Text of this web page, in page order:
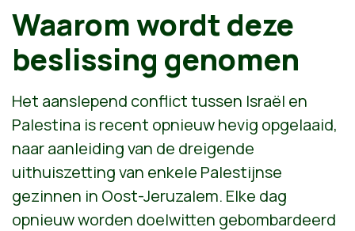
Waarom wordt deze
beslissing genomen
Het aanslepend conflict tussen Israël en
Palestina is recent opnieuw hevig opgelaaid,
naar aanleiding van de dreigende
uithuiszetting van enkele Palestijnse
gezinnen in Oost-Jeruzalem. Elke dag
opnieuw worden doelwitten gebombardeerd